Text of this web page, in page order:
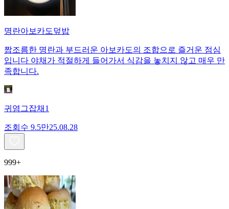
명란아보카도덮밥
짭조름한 명란과 부드러운 아보카도의 조합으로 즐거운 점심
입니다 야채가 적절하게 들어가서 식감을 놓치지 않고 매우 만
족합니다.
귀염그잡채1
조회수 9.5만25.08.28
999+